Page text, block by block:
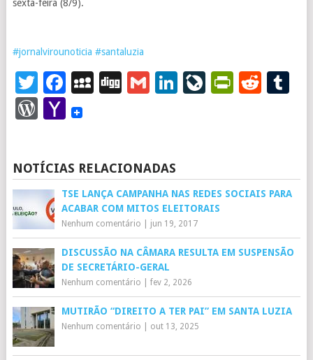
sexta-feira (8/9).
#jornalvirounoticia #santaluzia
Twitter
Facebook
MySpace
DiggGmailLinkedIn
WordPress
Yahoo
NOTÍCIAS RELACIONADAS
TSE LANÇA CAMPANHA NAS REDES SOCIAIS PARA
ACABAR COM MITOS ELEITORAIS
Nenhum comentário jun 19, 2017
DISCUSSÃO NA CÂMARA RESULTA EM SUSPENSÃO
DE SECRETÁRIO-GERAL
Nenhum comentário fev 2, 2026
MUTIRÃO “DIREITO A TER PAI” EM SANTA LUZIA
Nenhum comentário out 13, 2025